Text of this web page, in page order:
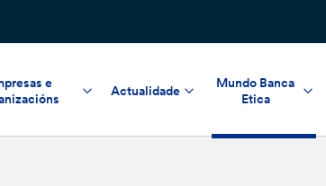
e
Actualidade
Mundo Banca
Etica